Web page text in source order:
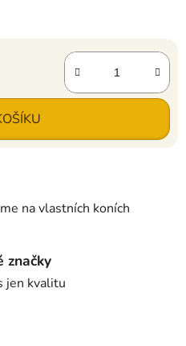
na vlastních koních
značky
jen kvalitu